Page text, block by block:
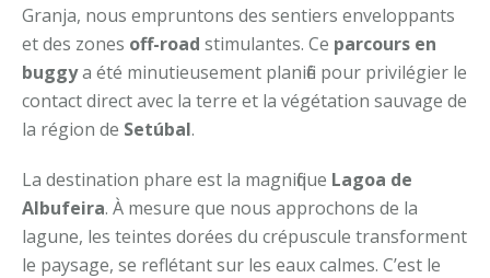
Granja, nous empruntons des sentiers enveloppants
et des zones off-road stimulantes. Ce parcours en
buggya été minutieusement planifié pour privilégier le
contact direct avec la terre et la végétation sauvage de
la région de Setúbal.
La destination phare est la magnifique Lagoa de
Albufeira. À mesure que nous approchons de la
lagune, les teintes dorées du crépuscule transforment
le paysage, se reflétant sur les eaux calmes. C’est le